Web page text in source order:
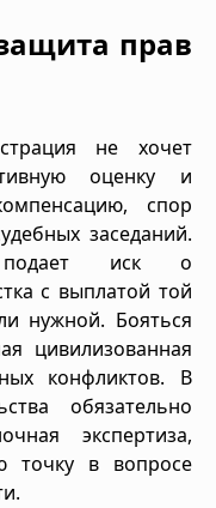
прав
не хочет
оценку и
спор
заседаний.
подает иск о
с выплатой той
нужной. Бояться
цивилизованная
конфликтов. В
обязательно
экспертиза,
точку в вопросе